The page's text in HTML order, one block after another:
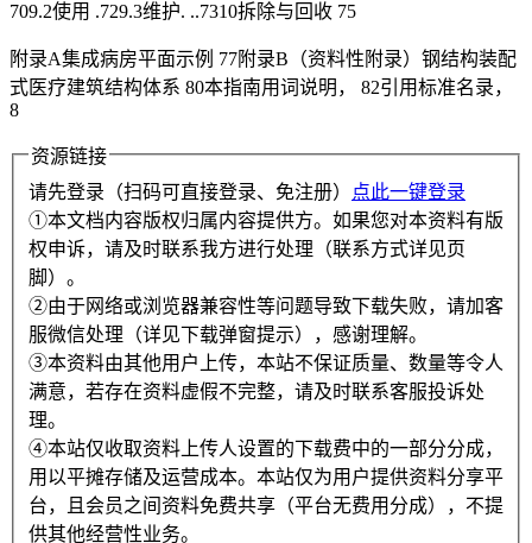
709.2使用 .729.3维护. ..7310拆除与回收 75
附录A集成病房平面示例 77附录B（资料性附录）钢结构装配
式医疗建筑结构体系 80本指南用词说明， 82引用标准名录，
8
资源链接
请先登录（扫码可直接登录、免注册）
点此一键登录
①本文档内容版权归属内容提供方。如果您对本资料有版
权申诉，请及时联系我方进行处理（联系方式详见页
脚）。
②由于网络或浏览器兼容性等问题导致下载失败，请加客
服微信处理（详见下载弹窗提示），感谢理解。
③本资料由其他用户上传，本站不保证质量、数量等令人
满意，若存在资料虚假不完整，请及时联系客服投诉处
理。
④本站仅收取资料上传人设置的下载费中的一部分分成，
用以平摊存储及运营成本。本站仅为用户提供资料分享平
台，且会员之间资料免费共享（平台无费用分成），不提
供其他经营性业务。